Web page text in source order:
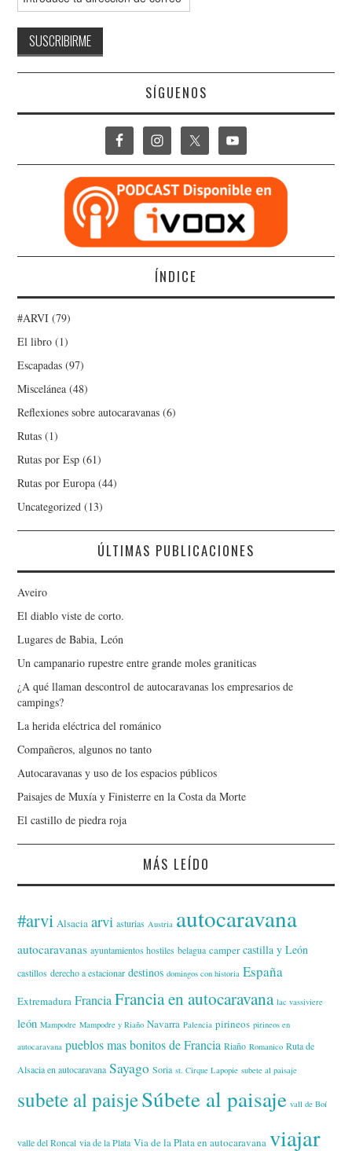
SÍGUENOS
ÍNDICE
#ARVI (79)
El libro (1)
Escapadas (97)
Miscelánea (48)
Reflexiones sobre autocaravanas (6)
Rutas (1)
Rutas por Esp (61)
Rutas por Europa (44)
Uncategorized (13)
ÚLTIMAS PUBLICACIONES
Aveiro
El diablo viste de corto.
Lugares de Babia, León
Un campanario rupestre entre grande moles graniticas
¿A qué llaman descontrol de autocaravanas los empresarios de
campings?
La herida eléctrica del románico
Compañeros, algunos no tanto
Autocaravanas y uso de los espacios públicos
Paisajes de Muxía y Finisterre en la Costa da Morte
El castillo de piedra roja
MÁS LEÍDO
#arvi Alsacia arvi asturias Austria autocaravana
autocaravanas ayuntamientos hostiles belagua camper castilla y León
castillos derecho a estacionar destinos domingos con historia España
Extremadura Francia Francia en autocaravana lac vassiviere
león Mampodre Mampodre y Riaño Navarra Palencia pirineos pirineos en
autocaravana pueblos mas bonitos de Francia Riaño Romanico Ruta de
Alsacia en autocaravana Sayago Soria st. Cirque Lapopie subete al paisaje
subete al paisjeSúbete al paisaje vall de Boí
valle del Roncal via de la Plata Via de la Plata en autocaravana viajar